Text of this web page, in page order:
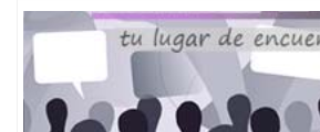
位认证、留学生学历认证、留学生学
凭学历、美国文凭学历、澳洲文凭学
学历、新西兰学历认证等
551190476 圣何塞州立大学毕业证
University）圣何塞州立大学毕业证
University）圣何塞州立大学毕业证（